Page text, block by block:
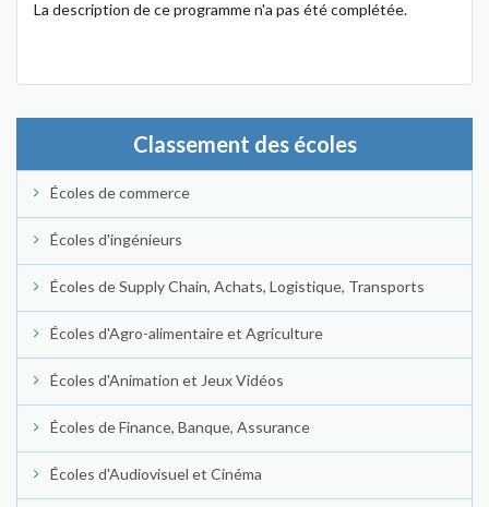
La description de ce programme n'a pas été complétée.
Classement des écoles
Écoles de commerce
Écoles d'ingénieurs
Écoles de Supply Chain, Achats, Logistique, Transports
Écoles d'Agro-alimentaire et Agriculture
Écoles d'Animation et Jeux Vidéos
Écoles de Finance, Banque, Assurance
Écoles d'Audiovisuel et Cinéma